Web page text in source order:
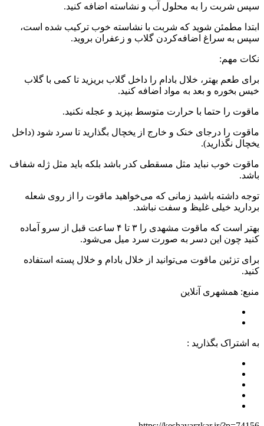
سپس شربت را به محلول آب و نشاسته اضافه کنید.
ابتدا مطمئن شوید که شربت با نشاسته خوب ترکیب شده است،
سپس به سراغ اضافه‌کردن گلاب و زعفران بروید.
نکات مهم:
برای طعم بهتر، خلال بادام را داخل گلاب بریزید تا کمی با گلاب
خیس بخوره و بعد به مواد اضافه کنید.
ماقوت را حتما با حرارت متوسط بپزید و عجله نکنید.
ماقوت را درجای خنک و خارج از یخچال بگذارید تا سرد شود (داخل
یخچال نگذارید).
ماقوت خوب نباید مثل مسقطی کدر باشد بلکه باید مثل ژله شفاف
باشد.
توجه داشته باشید زمانی که می‌خواهید ماقوت را از روی شعله
بردارید خیلی غلیظ و سفت نباشد.
بهتر است که ماقوت مشهدی را ۳ تا ۴ ساعت قبل از سرو آماده
کنید چون این دسر به صورت سرد میل می‌شود.
برای تزئین ماقوت می‌توانید از خلال بادام و خلال پسته استفاده
کنید.
منبع: همشهری آنلاین
به اشتراک بگذارید :